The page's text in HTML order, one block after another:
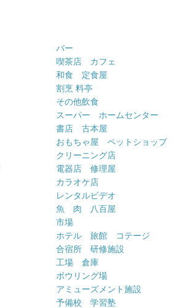
バー
喫茶店 カフェ
和食 定食屋
割烹 料亭
その他飲食
スーパー ホームセンター
書店 古本屋
おもちゃ屋 ペットショップ
クリーニング店
電器店 修理屋
カラオケ店
レンタルビデオ
魚 肉 八百屋
市場
ホテル 旅館 コテージ
合宿所 研修施設
工場 倉庫
ボウリング場
アミューズメント施設
予備校 学習塾